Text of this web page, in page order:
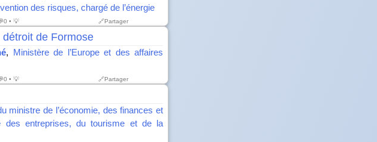
des risques, chargé de l’énergie
• 💡 🔗Partager
de Formose
, Ministère de l’Europe et des affaires
• 💡 🔗Partager
ministre de l’économie, des finances et
des entreprises, du tourisme et de la